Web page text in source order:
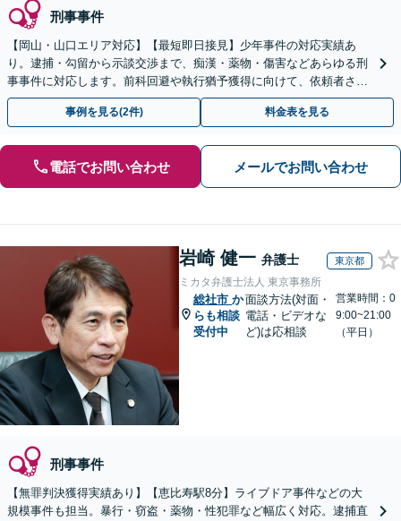
刑事事件
【岡山・山口エリア対応】【最短即日接見】少年事件の対応実績あ
り。逮捕・勾留から示談交渉まで、痴漢・薬物・傷害などあらゆる刑
事事件に対応します。前科回避や執行猶予獲得に向けて、依頼者さま
とご家族に寄り添いサポートいたします
事例を見る(2件) 料金表を見る
電話でお問い合わせ メールでお問い合わせ
岩崎 健一 弁護士 東京都
ミカタ弁護士法人 東京事務所
総社市 か
らも相談
受付中
面談方法(対面・
電話・ビデオな
ど)は応相談
営業時間：0
9:00~21:00
（平日）
刑事事件
【無罪判決獲得実績あり】【恵比寿駅8分】ライブドア事件などの大
規模事件も担当。暴行・窃盗・薬物・性犯罪など幅広く対応。逮捕直